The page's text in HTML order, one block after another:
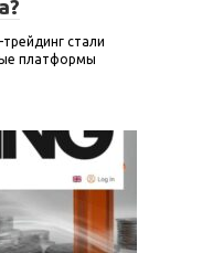
стали
платформы